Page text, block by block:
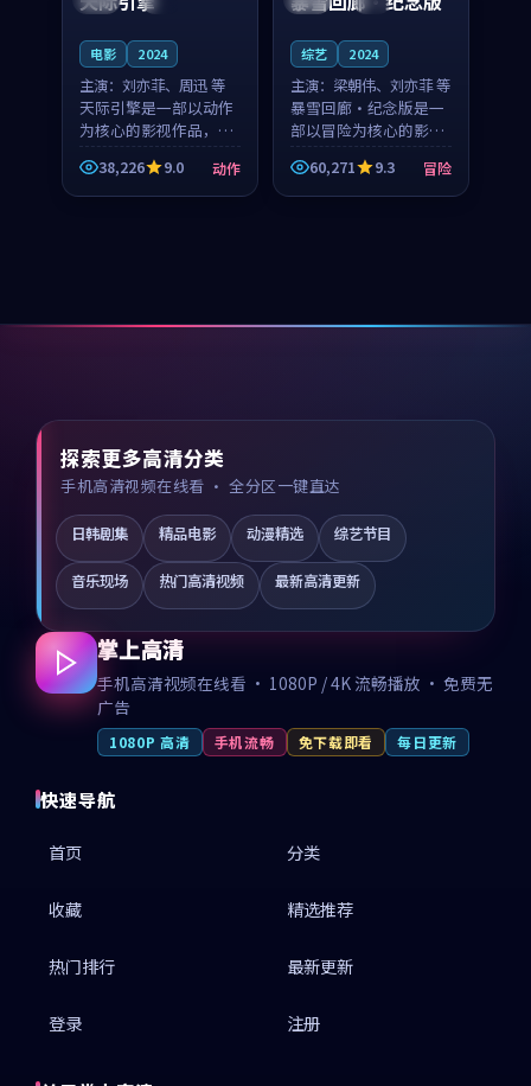
电影 2024
主演： 刘亦菲、周迅 等
天际引擎是一部以动作
为核心的影视作品，围
绕危机、反转与人物成
长展开，整体节奏紧
凑，值得推荐观看。
38,226 9.0 动作
综艺 2024
主演： 梁朝伟、刘亦菲 等
暴雪回廊·纪念版是一
部以冒险为核心的影视
作品，围绕危机、反转
与人物成长展开，整体
节奏紧凑，值得推荐观
60,271 9.3 冒险
探索更多高清分类
手机高清视频在线看 · 全分区一键直达
日韩剧集 精品电影 动漫精选 综艺节目
音乐现场 热门高清视频 最新高清更新
掌上高清
手机高清视频在线看 · 1080P / 4K 流畅播放 · 免费无
广告
1080P 高清 手机流畅 免下载即看 每日更新
快速导航
首页 分类
收藏 精选推荐
热门排行 最新更新
登录 注册